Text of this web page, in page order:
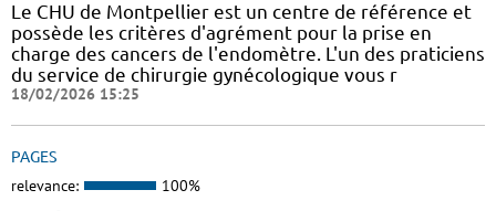
Le CHU de Montpellier est un centre de référence et
possède les critères d'agrément pour la prise en
charge des cancers de l'endomètre. L'un des praticiens
du service de chirurgie gynécologique vous r
18/02/2026 15:25
PAGES
relevance: 100%